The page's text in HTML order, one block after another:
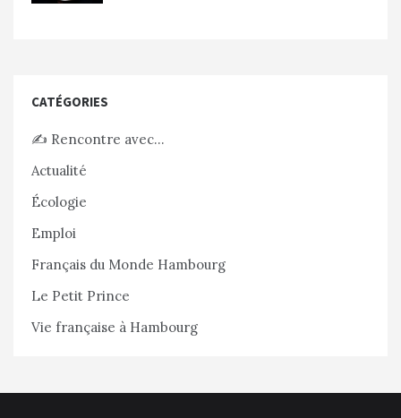
CATÉGORIES
✍️ Rencontre avec…
Actualité
Écologie
Emploi
Français du Monde Hambourg
Le Petit Prince
Vie française à Hambourg